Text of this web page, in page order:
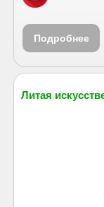
Подробнее
Литая